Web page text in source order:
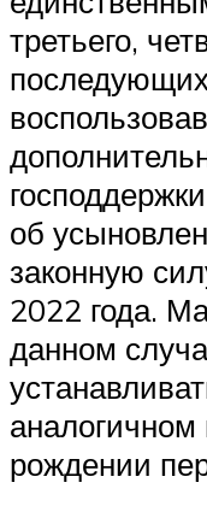
третьего,
об
законную
2022 года.
данном
рождении